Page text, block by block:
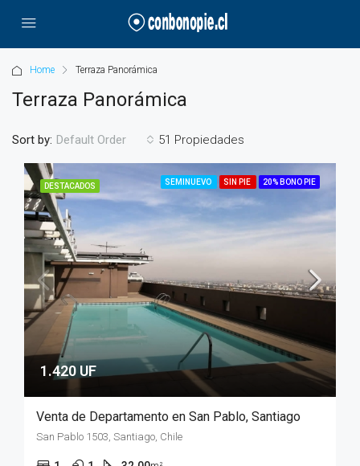
Home Terraza Panorámica
Terraza Panorámica
51 Propiedades
Sort by: Default Order
DESTACADOS SEMINUEVO SIN PIE 20% BONO PIE
1.420 UF
Venta de Departamento en San Pablo, Santiago
San Pablo 1503, Santiago, Chile